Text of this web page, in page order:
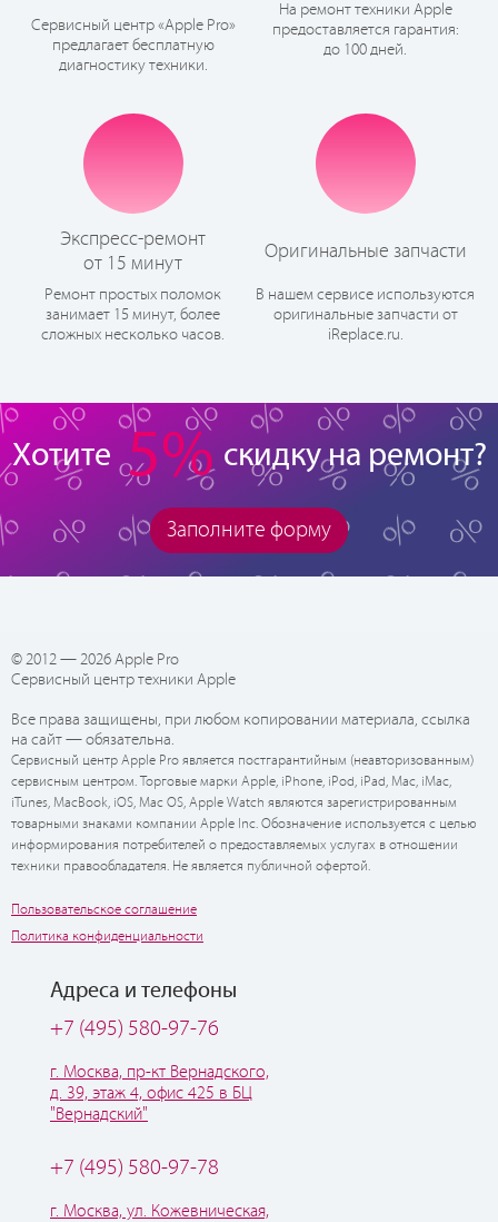
Сервисный центр «Apple Pro»
предлагает бесплатную
диагностику техники.
На ремонт техники Apple
предоставляется гарантия:
до 100 дней.
Экспресс-ремонт
от 15 минут
Ремонт простых поломок
занимает 15 минут, более
сложных несколько часов.
Оригинальные запчасти
В нашем сервисе используются
оригинальные запчасти от
iReplace.ru.
Хотите 5% скидку на ремонт?
Заполните форму
© 2012 — 2026 Apple Pro
Сервисный центр техники Apple
Все права защищены, при любом копировании материала, ссылка
на сайт — обязательна.
Сервисный центр Apple Pro является постгарантийным (неавторизованным)
сервисным центром. Торговые марки Apple, iPhone, iPod, iPad, Mac, iMac,
iTunes, MacBook, iOS, Mac OS, Apple Watch являются зарегистрированным
товарными знаками компании Apple Inc. Обозначение используется с целью
информирования потребителей о предоставляемых услугах в отношении
техники правообладателя. Не является публичной офертой.
Пользовательское соглашение
Политика конфиденциальности
Адреса и телефоны
+7 (495) 580-97-76
г. Москва, пр-кт Вернадского,
д. 39, этаж 4, офис 425 в БЦ
"Вернадский"
+7 (495) 580-97-78
г. Москва, ул. Кожевническая,